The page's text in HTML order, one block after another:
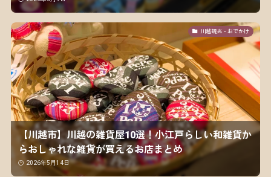
川越観光・おでかけ
【川越市】川越の雑貨屋10選！小江戸らしい和雑貨か
らおしゃれな雑貨が買えるお店まとめ
2026年5月14日